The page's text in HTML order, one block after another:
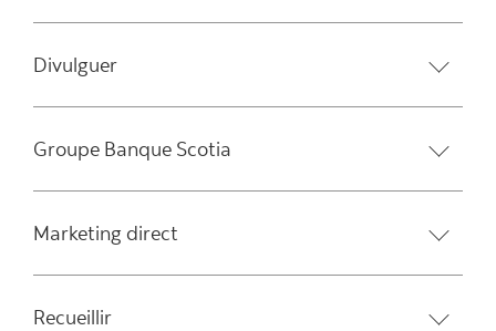
Divulguer
Groupe Banque Scotia
Marketing direct
Recueillir